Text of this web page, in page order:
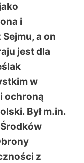
i
a on
jest dla
w
ochroną
Był m.in.
z